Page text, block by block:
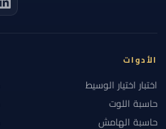
الأدوات
اختبار اختيار الوسيط
حاسبة اللوت
حاسبة الهامش